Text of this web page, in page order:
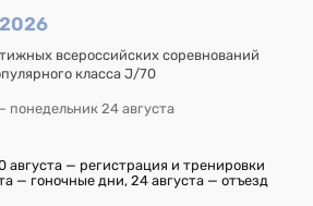
2026
всероссийских соревнований
класса J/70
понедельник 24 августа
августа — регистрация и тренировки
— гоночные дни, 24 августа — отъезд